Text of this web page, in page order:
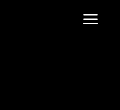
a